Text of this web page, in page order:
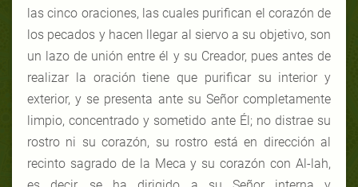
las cinco oraciones, las cuales purifican el corazón de
los pecados y hacen llegar al siervo a su objetivo, son
un lazo de unión entre él y su Creador, pues antes de
realizar la oración tiene que purificar su interior y
exterior, y se presenta ante su Señor completamente
limpio, concentrado y sometido ante Él; no distrae su
rostro ni su corazón, su rostro está en dirección al
recinto sagrado de la Meca y su corazón con Al-lah,